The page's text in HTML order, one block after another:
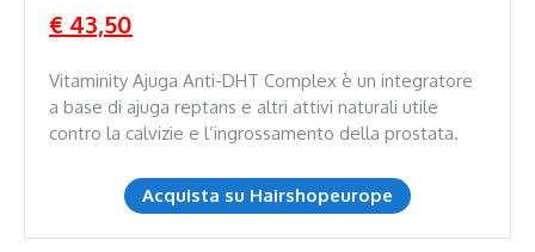
€ 43,50
Vitaminity Ajuga Anti-DHT Complex è un integratore
a base di ajuga reptans e altri attivi naturali utile
contro la calvizie e l’ingrossamento della prostata.
Acquista su Hairshopeurope